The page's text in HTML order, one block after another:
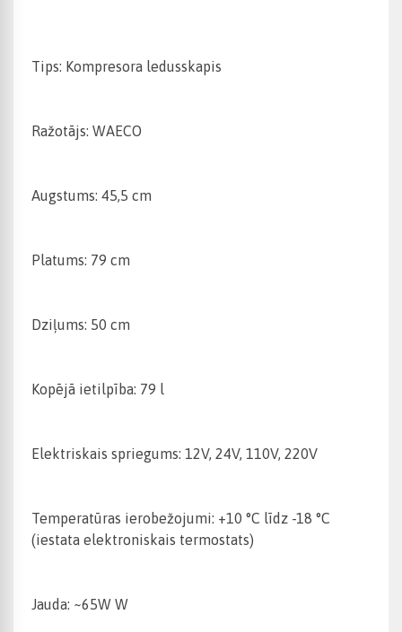
Tips: Kompresora ledusskapis
Ražotājs: WAECO
Augstums: 45,5 cm
Platums: 79 cm
Dziļums: 50 cm
Kopējā ietilpība: 79 l
Elektriskais spriegums: 12V, 24V, 110V, 220V
Temperatūras ierobežojumi: +10 °C līdz -18 °C
(iestata elektroniskais termostats)
Jauda: ~65W W